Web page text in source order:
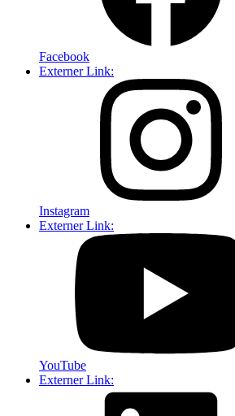
Facebook
Externer Link:
Instagram
Externer Link:
YouTube
Externer Link: